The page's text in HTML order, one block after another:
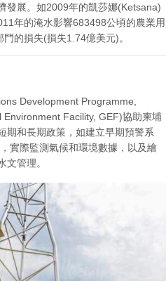
發展。如2009年的凱莎娜(Ketsana)
年的淹水影響683498公頃的農業用
的損失(損失1.74億美元)。
Development Programme,
Facility, GEF)協助柬埔
期和長期政策，如建立早期預警系
實際監測氣候和環境數據，以及繪
文管理。